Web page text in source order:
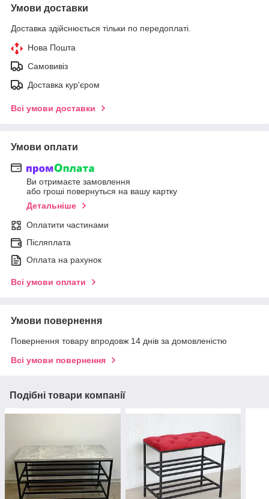
Умови доставки
Доставка здійснюється тільки по передоплаті.
Нова Пошта
Самовивіз
Доставка кур'єром
Всі умови доставки
Умови оплати
Ви отримаєте замовлення
або гроші повернуться на вашу картку
Детальніше
Оплатити частинами
Післяплата
Оплата на рахунок
Всі умови оплати
Умови повернення
Повернення товару впродовж 14 днів за домовленістю
Всі умови повернення
Подібні товари компанії